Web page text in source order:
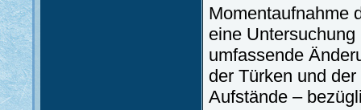
Momentaufnahme
eine
umfassende
der Türken und
Aufstände –